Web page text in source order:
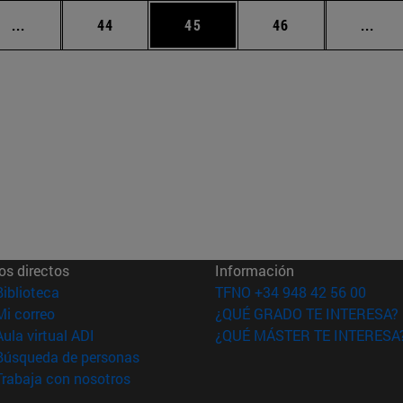
... Páginas intermedias Use TAB para desplazarse.
Página
44 Página
45 Página
46 ...
directos
(abre en nueva ventana)
correo(abre en nueva ventana)
virtual ADI (abre en nueva ventana)
de personas(abre en nueva ventana)
con nosotros(abre en nueva ventana)
Información
TFNO +34 948 42 56 00
¿QUÉ GRADO TE INTERESA?
¿QUÉ MÁSTER TE